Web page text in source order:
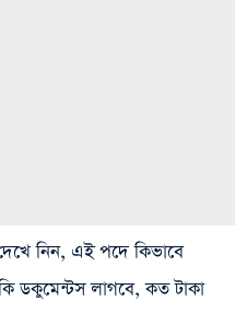
নিন, এই পদে কিভাবে
ডকুমেন্টস লাগবে, কত টাকা